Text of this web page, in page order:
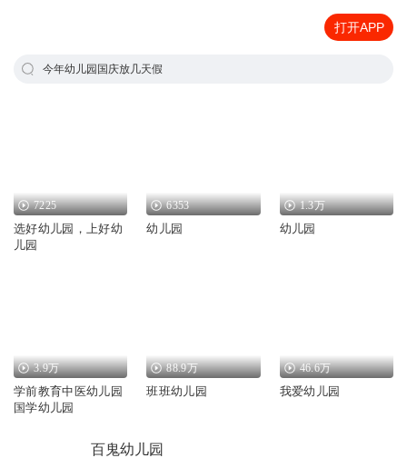
打开APP
今年幼儿园国庆放几天假
7225
选好幼儿园，上好幼
儿园
6353
幼儿园
1.3万
幼儿园
3.9万
学前教育中医幼儿园
国学幼儿园
88.9万
班班幼儿园
46.6万
我爱幼儿园
百鬼幼儿园